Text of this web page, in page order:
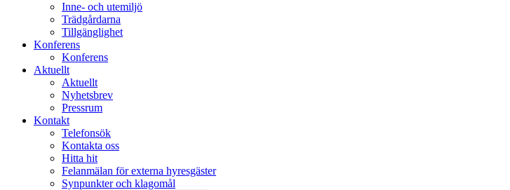
Inne- och utemiljö
Trädgårdarna
Tillgänglighet
Konferens
Konferens
Aktuellt
Aktuellt
Nyhetsbrev
Pressrum
Kontakt
Telefonsök
Kontakta oss
Hitta hit
Felanmälan för externa hyresgäster
Synpunkter och klagomål